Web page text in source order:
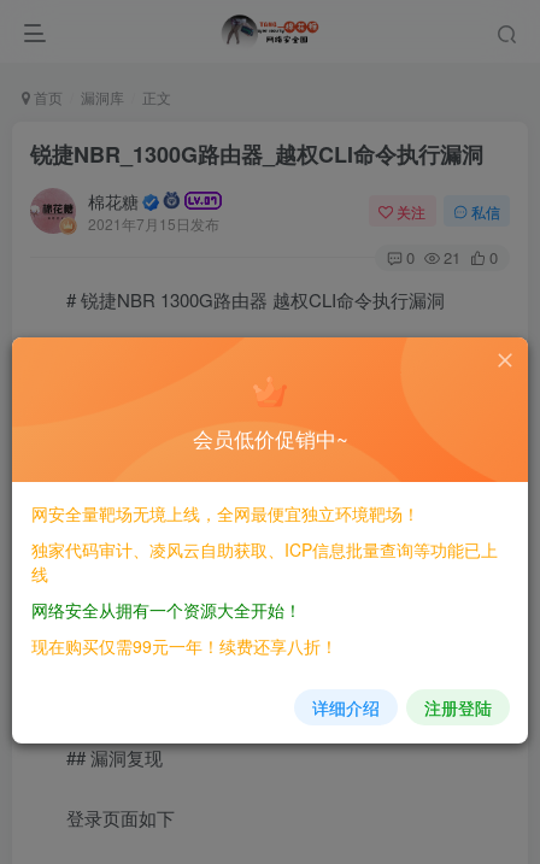
首页 漏洞库 正文
锐捷NBR_1300G路由器_越权CLI命令执行漏洞
棉花糖
2021年7月15日发布
关注 私信
0 21 0
# 锐捷NBR 1300G路由器 越权CLI命令执行漏洞
户可以越权获取管理员账号密码
## 漏洞影响
## FOFA
> title=”锐捷网络 –NBR路由器–登录界面”
## 漏洞复现
登录页面如下
会员低价促销中~
网安全量靶场无境上线，全网最便宜独立环境靶场！
独家代码审计、凌风云自助获取、ICP信息批量查询等功能已上
线
网络安全从拥有一个资源大全开始！
现在购买仅需99元一年！续费还享八折！
详细介绍 注册登陆